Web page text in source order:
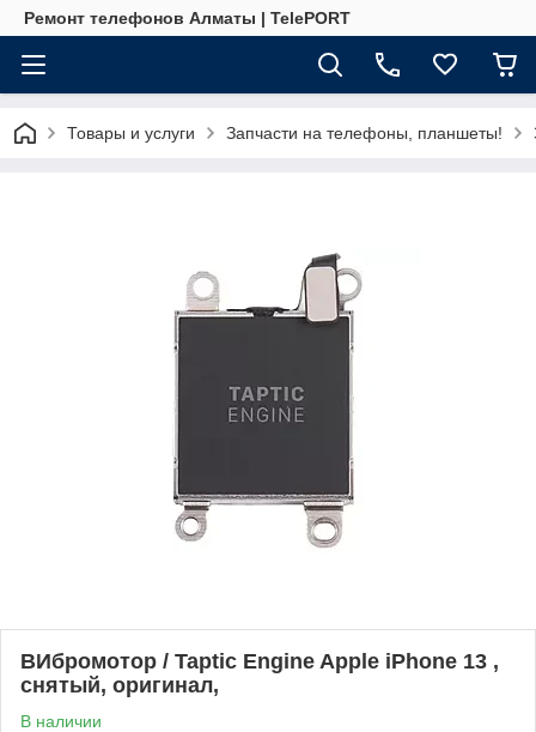
Ремонт телефонов Алматы | TelePORT
Товары и услуги Запчасти на телефоны, планшеты!
ВИбромотор / Taptic Engine Apple iPhone 13 ,
снятый, оригинал,
В наличии